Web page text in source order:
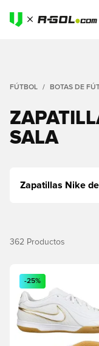
FÚTBOL BOTAS DE
SALA
Zapatillas Nike
362 Productos
Abre un modal
-25%